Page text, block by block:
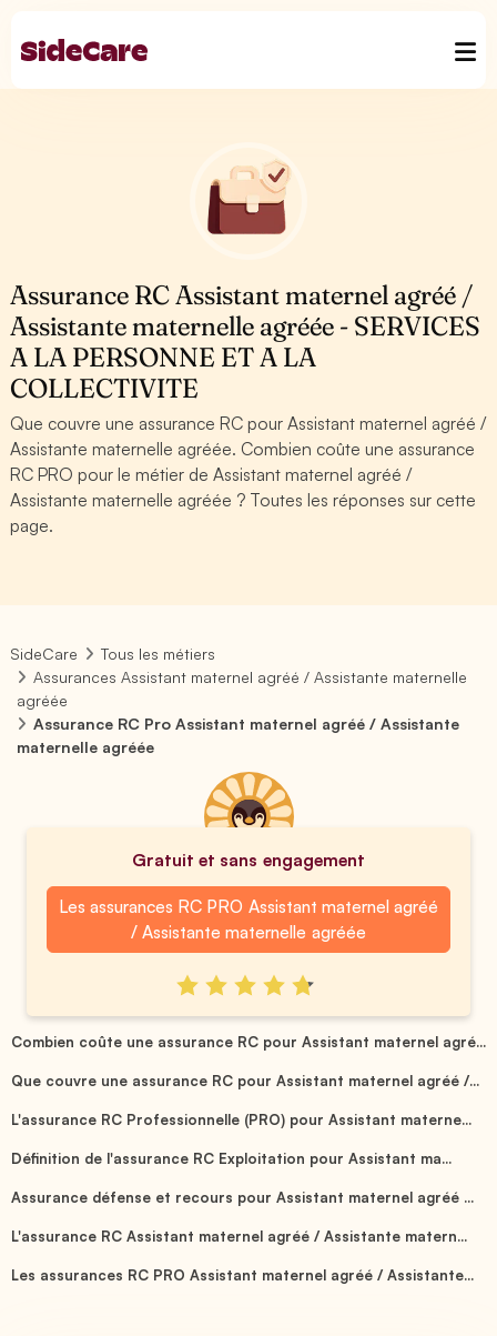
Assurance RC Assistant maternel agréé /
Assistante maternelle agréée - SERVICES
A LA PERSONNE ET A LA
COLLECTIVITE
Que couvre une assurance RC pour Assistant maternel agréé /
Assistante maternelle agréée. Combien coûte une assurance
RC PRO pour le métier de Assistant maternel agréé /
Assistante maternelle agréée ? Toutes les réponses sur cette
page.
SideCare
Tous les métiers
Assurances Assistant maternel agréé / Assistante maternelle
agréée
Assurance RC Pro Assistant maternel agréé / Assistante
maternelle agréée
Gratuit et sans engagement
Les assurances RC PRO Assistant maternel agréé
/ Assistante maternelle agréée
Combien coûte une assurance RC pour Assistant maternel agré...
Que couvre une assurance RC pour Assistant maternel agréé /...
L'assurance RC Professionnelle (PRO) pour Assistant materne...
Définition de l'assurance RC Exploitation pour Assistant ma...
Assurance défense et recours pour Assistant maternel agréé ...
L'assurance RC Assistant maternel agréé / Assistante matern...
Les assurances RC PRO Assistant maternel agréé / Assistante...